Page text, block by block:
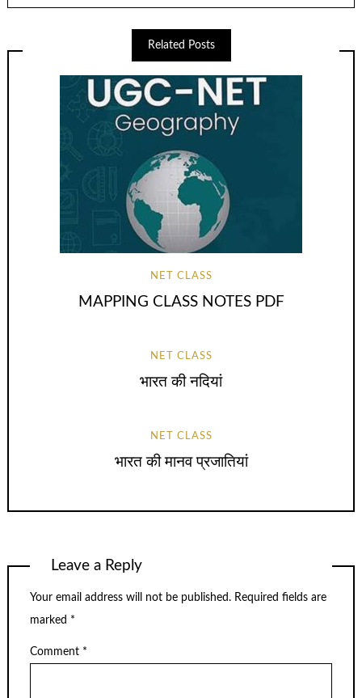
Related Posts
NET CLASS
MAPPING CLASS NOTES PDF
NET CLASS
भारत की नदियां
NET CLASS
भारत की मानव प्रजातियां
Leave a Reply
Your email address will not be published. Required fields are
marked *
Comment *